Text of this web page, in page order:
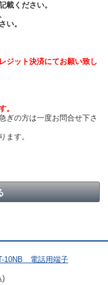
載ください。
い。
ジット決済にてお願い致し
。
ぎの方は一度お問合せ下さ
ます。
10NB 電話用端子
)